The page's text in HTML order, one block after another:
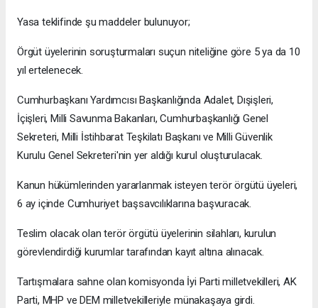
Yasa teklifinde şu maddeler bulunuyor;
Örgüt üyelerinin soruşturmaları suçun niteliğine göre 5 ya da 10
yıl ertelenecek.
Cumhurbaşkanı Yardımcısı Başkanlığında Adalet, Dışişleri,
İçişleri, Milli Savunma Bakanları, Cumhurbaşkanlığı Genel
Sekreteri, Milli İstihbarat Teşkilatı Başkanı ve Milli Güvenlik
Kurulu Genel Sekreteri'nin yer aldığı kurul oluşturulacak.
Kanun hükümlerinden yararlanmak isteyen terör örgütü üyeleri,
6 ay içinde Cumhuriyet başsavcılıklarına başvuracak.
Teslim olacak olan terör örgütü üyelerinin silahları, kurulun
görevlendirdiği kurumlar tarafından kayıt altına alınacak.
Tartışmalara sahne olan komisyonda İyi Parti milletvekilleri, AK
Parti, MHP ve DEM milletvekilleriyle münakaşaya girdi.